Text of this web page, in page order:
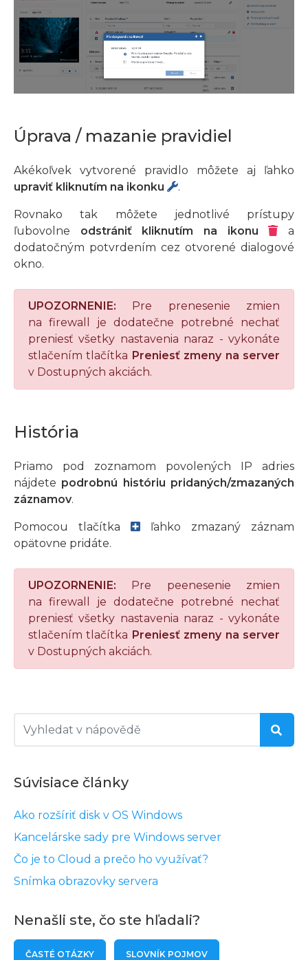
Súvisiace články
Ako rozšíriť disk v OS Windows
Kancelárske sady pre Windows server
Čo je to Cloud a prečo ho využívať?
Snímka obrazovky servera
Nenašli ste, čo ste hľadali?
ČASTÉ OTÁZKY SLOVNÍK POJMOV
Úprava / mazanie pravidiel
Akékoľvek vytvorené pravidlo môžete aj ľahko
upraviť kliknutím na ikonku
.
Rovnako tak môžete jednotlivé prístupy
ľubovolne odstrániť kliknutím na ikonu
a
dodatočným potvrdením cez otvorené dialogové
okno.
UPOZORNENIE: Pre prenesenie zmien
na firewall je dodatečne potrebné nechať
preniesť všetky nastavenia naraz - vykonáte
stlačením tlačítka Preniesť zmeny na server
v Dostupných akciách.
História
Priamo pod zoznamom povolených IP adries
nájdete podrobnú históriu pridaných/zmazaných
záznamov.
Pomocou tlačítka
ľahko zmazaný záznam
opätovne pridáte.
UPOZORNENIE: Pre peenesenie zmien
na firewall je dodatečne potrebné nechať
preniesť všetky nastavenia naraz - vykonáte
stlačením tlačítka Preniesť zmeny na server
v Dostupných akciách.